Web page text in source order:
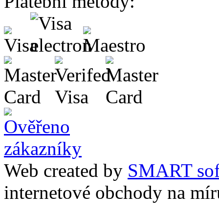
Web created by SMART
internetové obchody na